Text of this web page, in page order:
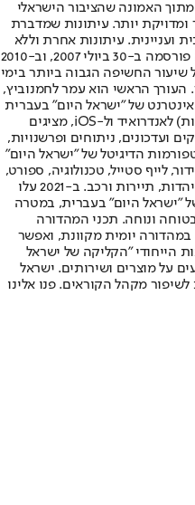
האמונה שהציבור הישראלי
ומדויקת יותר. עיתונות שמדברת
ועניינית. עיתונות אחרת וללא
תשלום. המהדורה המודפסת הראשונה פורסמה ב-30 ביולי 2007, וב-2010
שיעור החשיפה הגבוה ביותר בימי
העורך הראשי הוא עמר לחמנוביץ,
של "ישראל היום" בעברית
ובאנגלית, כמו כן היישומונים (אפליקציות) לאנדרואיד ול-iOS, מציגים
ועדכונים, ניתוחים ופרשנויות,
הדיגיטל של "ישראל היום"
לייף סטייל, טכנולוגיה, ספורט,
כלכלה וצרכנות, בריאות, חיילים, אוכל, יהדות, תיירות ורכב. ב-2021 עלו
"ישראל היום" בעברית, במטרה
ונוחה. תכני המהדורה
יומית מקוונת, ואפשר
הייחודי "הקליקה של ישראל
על מוצרים ושירותים. ישראל
מקהל הקוראים. פנו אלינו